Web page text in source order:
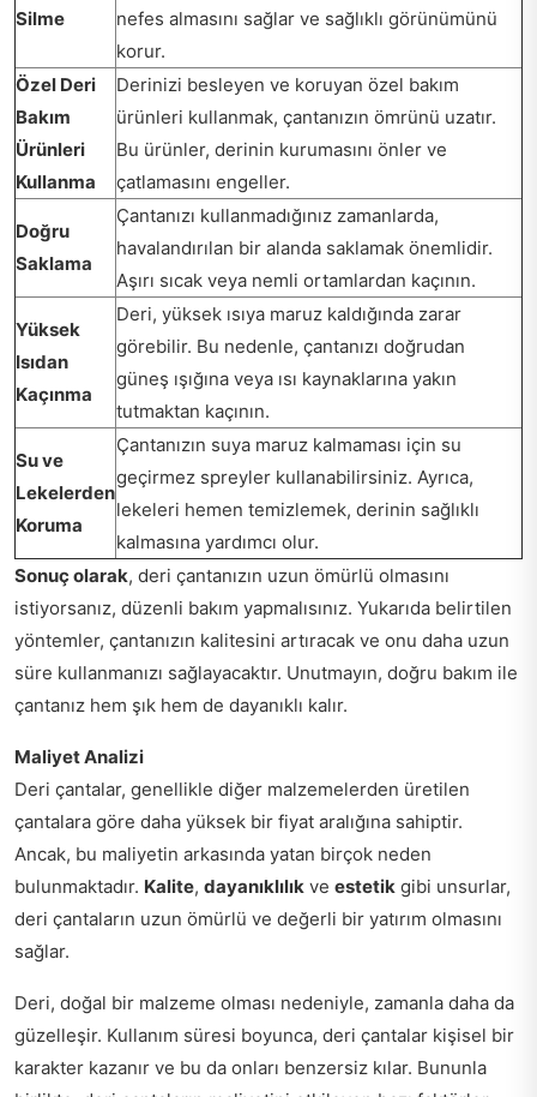
Silme
nefes almasını sağlar ve sağlıklı görünümünü
korur.
Özel Deri
Bakım
Ürünleri
Kullanma
Derinizi besleyen ve koruyan özel bakım
ürünleri kullanmak, çantanızın ömrünü uzatır.
Bu ürünler, derinin kurumasını önler ve
çatlamasını engeller.
Doğru
Saklama
Çantanızı kullanmadığınız zamanlarda,
havalandırılan bir alanda saklamak önemlidir.
Aşırı sıcak veya nemli ortamlardan kaçının.
Yüksek
Isıdan
Kaçınma
Deri, yüksek ısıya maruz kaldığında zarar
görebilir. Bu nedenle, çantanızı doğrudan
güneş ışığına veya ısı kaynaklarına yakın
tutmaktan kaçının.
Su ve
Lekelerden
Koruma
Çantanızın suya maruz kalmaması için su
geçirmez spreyler kullanabilirsiniz. Ayrıca,
lekeleri hemen temizlemek, derinin sağlıklı
kalmasına yardımcı olur.
Sonuç olarak, deri çantanızın uzun ömürlü olmasını
istiyorsanız, düzenli bakım yapmalısınız. Yukarıda belirtilen
yöntemler, çantanızın kalitesini artıracak ve onu daha uzun
süre kullanmanızı sağlayacaktır. Unutmayın, doğru bakım ile
çantanız hem şık hem de dayanıklı kalır.
Maliyet Analizi
Deri çantalar, genellikle diğer malzemelerden üretilen
çantalara göre daha yüksek bir fiyat aralığına sahiptir.
Ancak, bu maliyetin arkasında yatan birçok neden
bulunmaktadır. Kalite, dayanıklılık ve estetik gibi unsurlar,
deri çantaların uzun ömürlü ve değerli bir yatırım olmasını
sağlar.
Deri, doğal bir malzeme olması nedeniyle, zamanla daha da
güzelleşir. Kullanım süresi boyunca, deri çantalar kişisel bir
karakter kazanır ve bu da onları benzersiz kılar. Bununla